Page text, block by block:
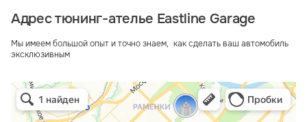
Адрес тюнинг-ателье Eastline Garage
Мы имеем большой опыт и точно знаем, как сделать ваш автомобиль
эксклюзивным